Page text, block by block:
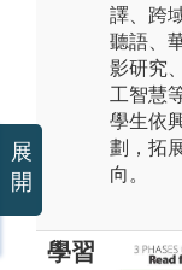
譯、跨
聽語、
影研究
工智慧
學生依
劃，拓
向。
學習
展
開